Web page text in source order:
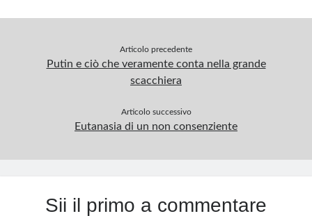
Articolo precedente
Putin e ciò che veramente conta nella grande
scacchiera
Articolo successivo
Eutanasia di un non consenziente
Sii il primo a commentare